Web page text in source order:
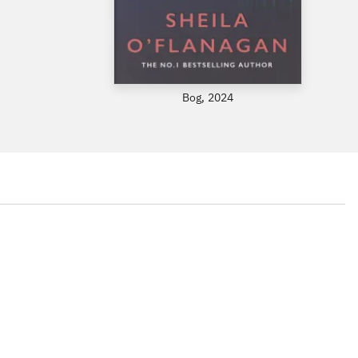
Bog, 2024